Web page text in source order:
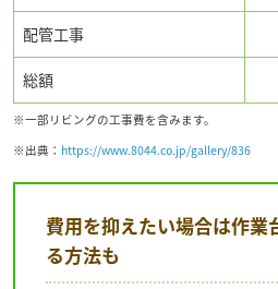
配管工事
総額
※一部リビングの工事費を含みます。
※出典： https://www.8044.co.jp/gallery/836
費用を抑えたい場合は作業
る方法も